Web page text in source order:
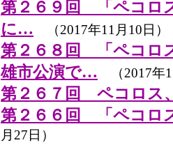
第２６９回 「ペコロ
に… （2017年11月10日）
第２６８回 「ペコロ
雄市公演で… （2017年
第２６７回 ペコロス
第２６６回 「ペコロ
月27日）